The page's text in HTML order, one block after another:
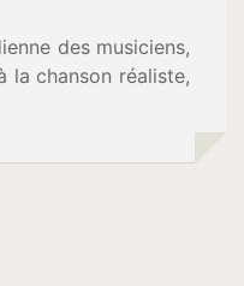
des musiciens,
la chanson réaliste,